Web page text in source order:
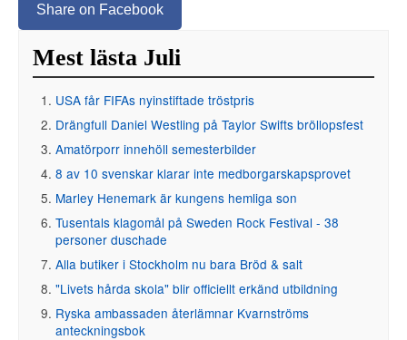
Share on Facebook
Mest lästa Juli
USA får FIFAs nyinstiftade tröstpris
Drängfull Daniel Westling på Taylor Swifts bröllopsfest
Amatörporr innehöll semesterbilder
8 av 10 svenskar klarar inte medborgarskapsprovet
Marley Henemark är kungens hemliga son
Tusentals klagomål på Sweden Rock Festival - 38
personer duschade
Alla butiker i Stockholm nu bara Bröd & salt
"Livets hårda skola" blir officiellt erkänd utbildning
Ryska ambassaden återlämnar Kvarnströms
anteckningsbok